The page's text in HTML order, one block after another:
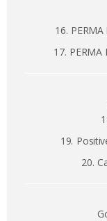
16.
17. PERMA
19.
20.